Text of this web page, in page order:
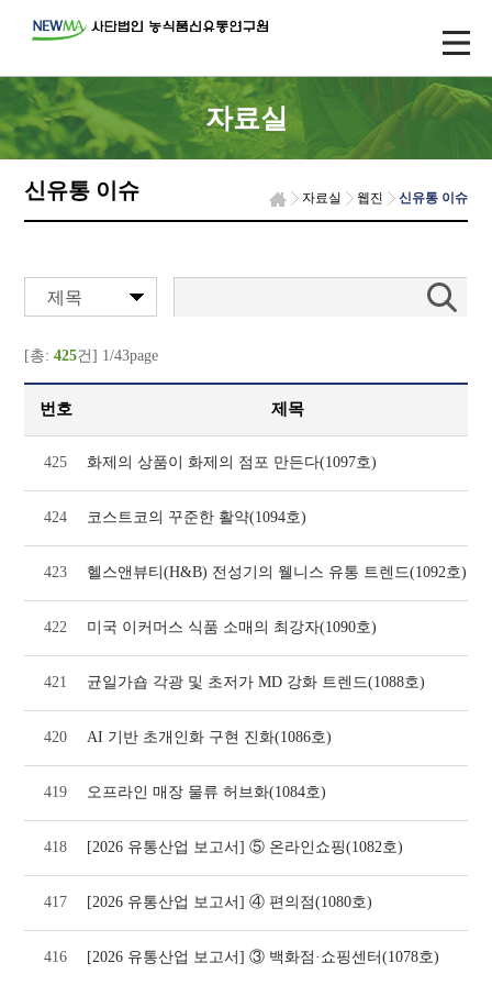
자료실
신유통 이슈 자료실 웹진 신유통 이슈
제목
[총:425건] 1/43page
번호 제목
425 화제의 상품이 화제의 점포 만든다(1097호)
424 코스트코의 꾸준한 활약(1094호)
423 헬스앤뷰티(H&B) 전성기의 웰니스 유통 트렌드(1092호)
422 미국 이커머스 식품 소매의 최강자(1090호)
421 균일가숍 각광 및 초저가 MD 강화 트렌드(1088호)
420 AI 기반 초개인화 구현 진화(1086호)
419 오프라인 매장 물류 허브화(1084호)
418 [2026 유통산업 보고서] ⑤ 온라인쇼핑(1082호)
417 [2026 유통산업 보고서] ④ 편의점(1080호)
416 [2026 유통산업 보고서] ③ 백화점·쇼핑센터(1078호)